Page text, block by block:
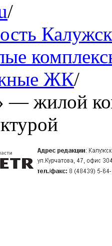
/
ЖК/
жилой